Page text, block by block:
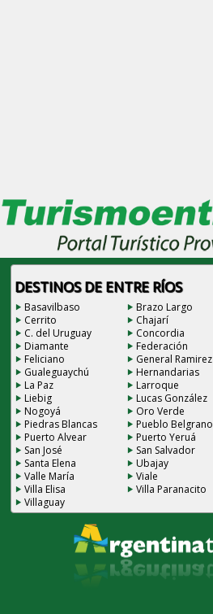
DESTINOS DE ENTRE RÍOS
Basavilbaso Brazo Largo
Cerrito
Chajarí
C. del Uruguay
Concordia
Diamante
Federación
Feliciano
General Ramirez
Gualeguaychú
Hernandarias
La Paz
Larroque
Liebig
Lucas González
Nogoyá
Oro Verde
Piedras Blancas
Pueblo Belgrano
Puerto Alvear
Puerto Yeruá
San José
San Salvador
Santa Elena
Ubajay
Valle María
Viale
Villa Elisa
Villa Paranacito
Villaguay